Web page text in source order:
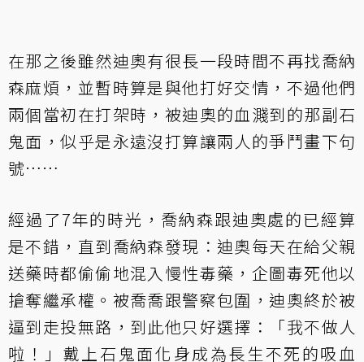
在那之後雖然迪奧有很長一段時間不再找喬納
森麻煩，並暫時算是與他打好交情，不過他們
兩個當初在打架時，被迪奧的血濺到的那副石
鬼面，似乎是永遠沒打算讓兩人的爭鬥畫下句
號……
經過了7年的時光，喬納森跟迪奧處的已經算
是不錯，直到喬納森發現：迪奧每天在給父親
送藥時都偷偷地混入慢性毒藥，企圖毒死他以
搶奪繼承權。被喬喬跟警察包圍，迪奧終於被
逼到走投無路，到此他只好選擇：「我不做人
啦！」戴上石鬼面化身成為長生不死的吸血